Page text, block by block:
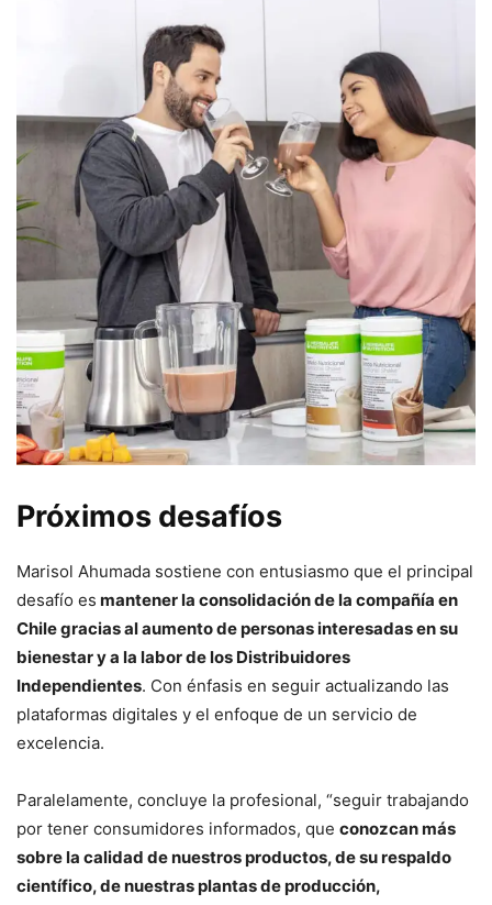
Próximos desafíos
Marisol Ahumada sostiene con entusiasmo que el principal
desafío es mantener la consolidación de la compañía en
Chile gracias al aumento de personas interesadas en su
bienestar y a la labor de los Distribuidores
Independientes. Con énfasis en seguir actualizando las
plataformas digitales y el enfoque de un servicio de
excelencia.
Paralelamente, concluye la profesional, “seguir trabajando
por tener consumidores informados, que conozcan más
sobre la calidad de nuestros productos, de su respaldo
científico, de nuestras plantas de producción,